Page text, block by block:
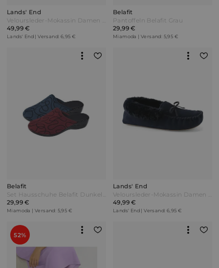
Lands' End
Veloursleder-Mokassin Damen Braun by Lands' End
49,99 €
Lands' End | Versand: 6,95 €
Belafit
Pantoffeln Belafit Grau
29,99 €
Miamoda | Versand: 5,95 €
Belafit
Set Hausschuhe Belafit Dunkelblau
29,99 €
Miamoda | Versand: 5,95 €
Lands' End
Veloursleder-Mokassin Damen Blau by Lands' End
49,99 €
Lands' End | Versand: 6,95 €
52%